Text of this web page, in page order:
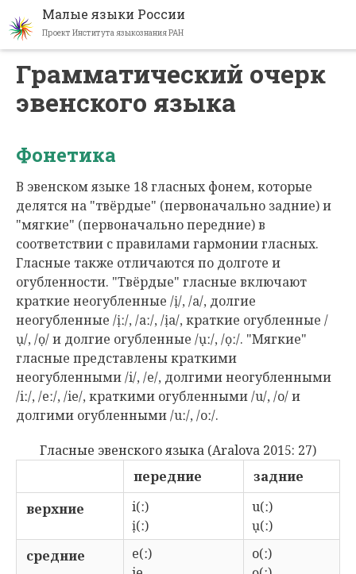
основному
Малые языки России
Проект Института языкознания РАН
Грамматический очерк
эвенского языка
Фонетика
В эвенском языке 18 гласных фонем, которые
делятся на "твёрдые" (первоначально задние) и
"мягкие" (первоначально передние) в
соответствии с правилами гармонии гласных.
Гласные также отличаются по долготе и
огубленности. "Твёрдые" гласные включают
краткие неогубленные /ị/, /a/, долгие
неогубленные /ịː/, /aː/, /ịa/, краткие огубленные /
ụ/, /ọ/ и долгие огубленные /ụː/, /ọː/. "Мягкие"
гласные представлены краткими
неогубленными /i/, /e/, долгими неогубленными
/iː/, /eː/, /ie/, краткими огубленными /u/, /o/ и
долгими огубленными /uː/, /oː/.
Гласные эвенского языка (Aralova 2015: 27)
передние
задние
верхние
i(ː)
ị(ː)
u(ː)
ụ(ː)
средние
e(ː)
o(ː)